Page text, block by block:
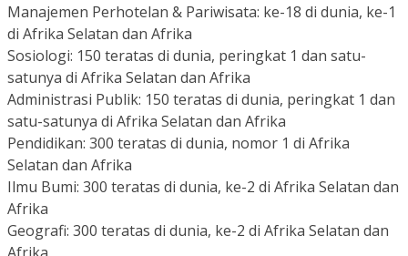
Manajemen Perhotelan & Pariwisata: ke-18 di dunia, ke-1
di Afrika Selatan dan Afrika
Sosiologi: 150 teratas di dunia, peringkat 1 dan satu-
satunya di Afrika Selatan dan Afrika
Administrasi Publik: 150 teratas di dunia, peringkat 1 dan
satu-satunya di Afrika Selatan dan Afrika
Pendidikan: 300 teratas di dunia, nomor 1 di Afrika
Selatan dan Afrika
Ilmu Bumi: 300 teratas di dunia, ke-2 di Afrika Selatan dan
Afrika
Geografi: 300 teratas di dunia, ke-2 di Afrika Selatan dan
Afrika